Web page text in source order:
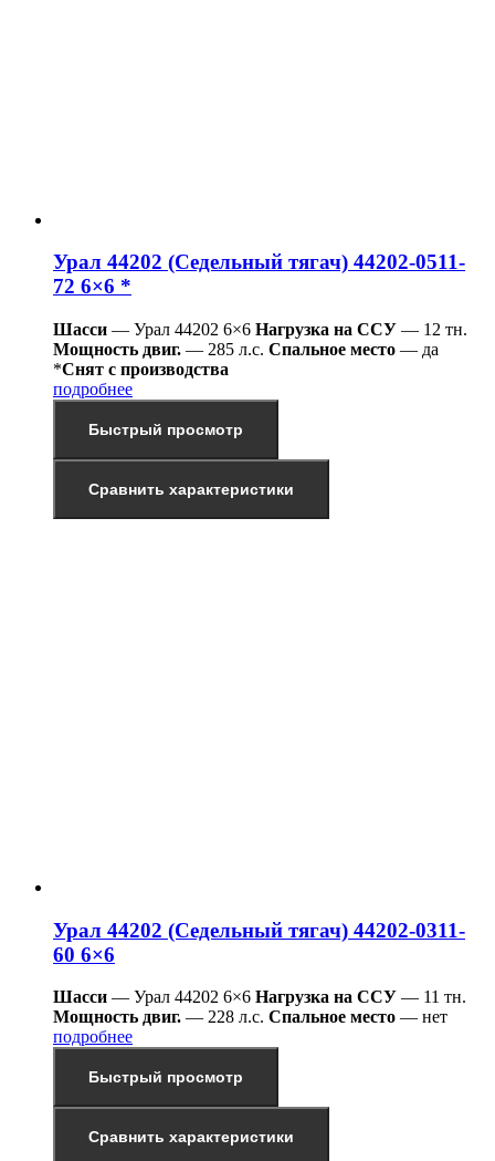
Урал 44202 (Седельный тягач) 44202-0511-
72 6×6 *
Шасси — Урал 44202 6×6 Нагрузка на ССУ — 12 тн.
Мощность двиг. — 285 л.с. Спальное место — да
*Снят с производства
подробнее
Быстрый просмотр
Сравнить характеристики
Урал 44202 (Седельный тягач) 44202-0311-
60 6×6
Шасси — Урал 44202 6×6 Нагрузка на ССУ — 11 тн.
Мощность двиг. — 228 л.с. Спальное место — нет
подробнее
Быстрый просмотр
Сравнить характеристики